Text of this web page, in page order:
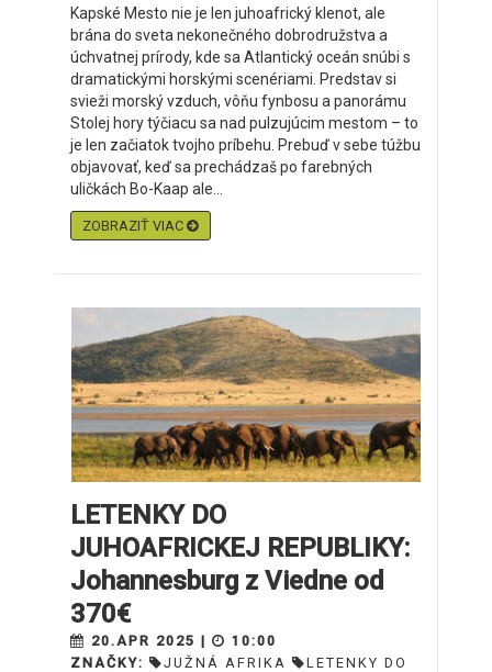
Kapské Mesto nie je len juhoafrický klenot, ale
brána do sveta nekonečného dobrodružstva a
úchvatnej prírody, kde sa Atlantický oceán snúbi s
dramatickými horskými scenériami. Predstav si
svieži morský vzduch, vôňu fynbosu a panorámu
Stolej hory týčiacu sa nad pulzujúcim mestom – to
je len začiatok tvojho príbehu. Prebuď v sebe túžbu
objavovať, keď sa prechádzaš po farebných
uličkách Bo-Kaap ale...
ZOBRAZIŤ VIAC
LETENKY DO
JUHOAFRICKEJ REPUBLIKY:
Johannesburg z Viedne od
370€
20.APR 2025 |
10:00
ZNAČKY:
JUŽNÁ AFRIKA
LETENKY DO